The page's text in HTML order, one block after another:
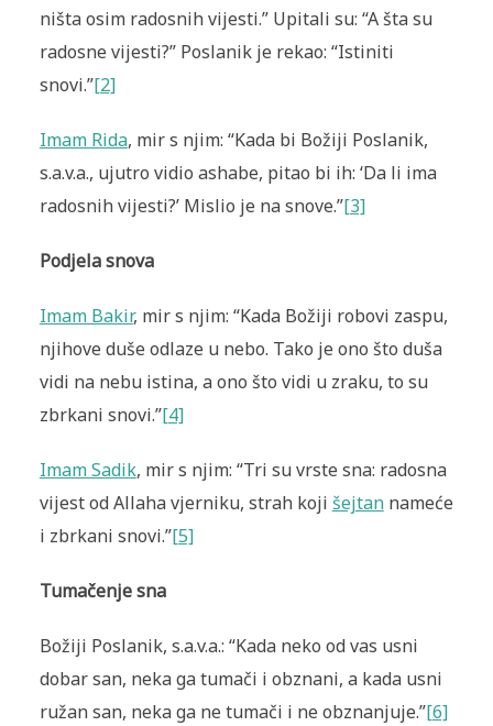
ništa osim radosnih vijesti.” Upitali su: “A šta su
radosne vijesti?” Poslanik je rekao: “Istiniti
snovi.”[2]
Imam Rida, mir s njim: “Kada bi Božiji Poslanik,
s.a.v.a., ujutro vidio ashabe, pitao bi ih: ‘Da li ima
radosnih vijesti?’ Mislio je na snove.”[3]
Podjela snova
Imam Bakir, mir s njim: “Kada Božiji robovi zaspu,
njihove duše odlaze u nebo. Tako je ono što duša
vidi na nebu istina, a ono što vidi u zraku, to su
zbrkani snovi.”[4]
Imam Sadik, mir s njim: “Tri su vrste sna: radosna
vijest od Allaha vjerniku, strah koji šejtannameće
i zbrkani snovi.”[5]
Tumačenje sna
Božiji Poslanik, s.a.v.a.: “Kada neko od vas usni
dobar san, neka ga tumači i obznani, a kada usni
ružan san, neka ga ne tumači i ne obznanjuje.”[6]